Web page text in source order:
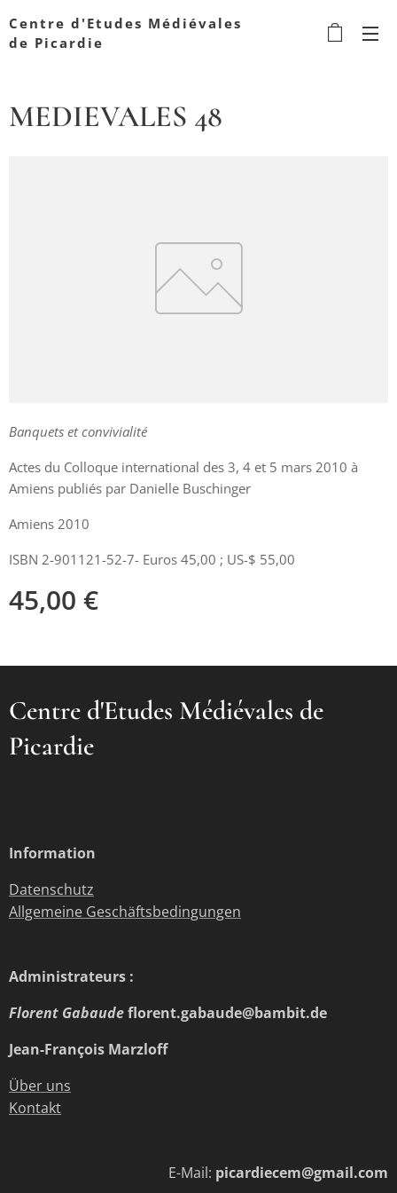
Centre d'Etudes Médiévales
de Picardie
MEDIEVALES 48
Banquets et convivialité
Actes du Colloque international des 3, 4 et 5 mars 2010 à
Amiens publiés par Danielle Buschinger
Amiens 2010
ISBN 2-901121-52-7- Euros 45,00 ; US-$ 55,00
45,00 €
Centre d'Etudes Médiévales de
Picardie
Information
Datenschutz
Allgemeine Geschäftsbedingungen
Administrateurs :
Florent Gabaudeflorent.gabaude@bambit.de
Jean-François Marzloff
Über uns
Kontakt
E-Mail: picardiecem@gmail.com